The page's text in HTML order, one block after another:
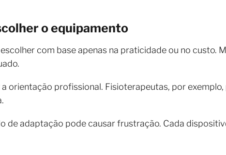
o equipamento
com base apenas na praticidade ou no custo.
orientação profissional. Fisioterapeutas, por
de adaptação pode causar frustração. Cada